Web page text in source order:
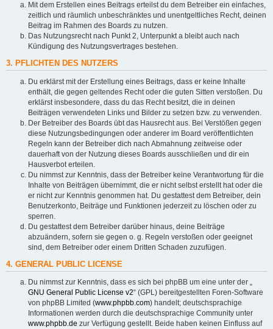
Mit dem Erstellen eines Beitrags erteilst du dem Betreiber ein einfaches,
zeitlich und räumlich unbeschränktes und unentgeltliches Recht, deinen
Beitrag im Rahmen des Boards zu nutzen.
Das Nutzungsrecht nach Punkt 2, Unterpunkt a bleibt auch nach
Kündigung des Nutzungsvertrages bestehen.
3. PFLICHTEN DES NUTZERS
Du erklärst mit der Erstellung eines Beitrags, dass er keine Inhalte
enthält, die gegen geltendes Recht oder die guten Sitten verstoßen. Du
erklärst insbesondere, dass du das Recht besitzt, die in deinen
Beiträgen verwendeten Links und Bilder zu setzen bzw. zu verwenden.
Der Betreiber des Boards übt das Hausrecht aus. Bei Verstößen gegen
diese Nutzungsbedingungen oder anderer im Board veröffentlichten
Regeln kann der Betreiber dich nach Abmahnung zeitweise oder
dauerhaft von der Nutzung dieses Boards ausschließen und dir ein
Hausverbot erteilen.
Du nimmst zur Kenntnis, dass der Betreiber keine Verantwortung für die
Inhalte von Beiträgen übernimmt, die er nicht selbst erstellt hat oder die
er nicht zur Kenntnis genommen hat. Du gestattest dem Betreiber, dein
Benutzerkonto, Beiträge und Funktionen jederzeit zu löschen oder zu
sperren.
Du gestattest dem Betreiber darüber hinaus, deine Beiträge
abzuändern, sofern sie gegen o. g. Regeln verstoßen oder geeignet
sind, dem Betreiber oder einem Dritten Schaden zuzufügen.
4. GENERAL PUBLIC LICENSE
Du nimmst zur Kenntnis, dass es sich bei phpBB um eine unter der „
GNU General Public License v2“ (GPL) bereitgestellten Foren-Software
von phpBB Limited (www.phpbb.com) handelt; deutschsprachige
Informationen werden durch die deutschsprachige Community unter
www.phpbb.de zur Verfügung gestellt. Beide haben keinen Einfluss auf